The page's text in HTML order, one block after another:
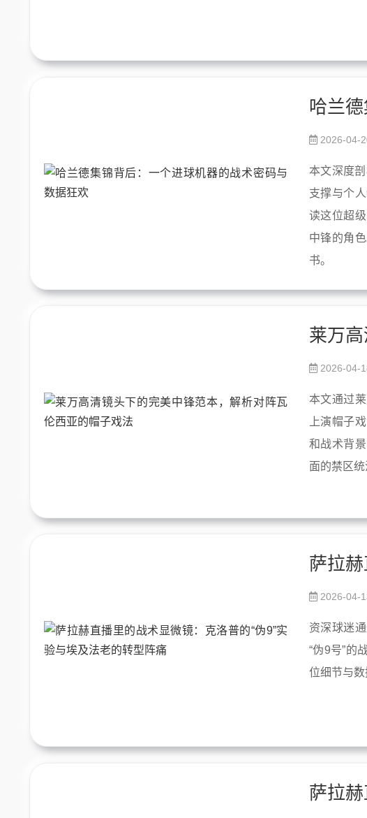
2026-04-
本文深度
支撑与个
读这位超
中锋的角
书。
2026-04-
本文通过
上演帽子
和战术背
面的禁区统
2026-04-
资深球迷
“伪9号”的
位细节与数